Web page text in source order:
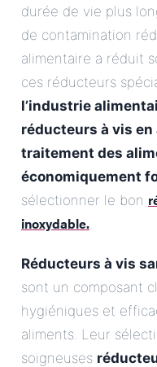
durée de vie plus
de contamination
alimentaire a réduit
ces réducteurs
l’industrie
réducteurs à vis
traitement des
économiquement
sélectionner le bon
inoxydable..
Réducteurs à vis
sont un composant
hygiéniques et
aliments. Leur
soigneuses